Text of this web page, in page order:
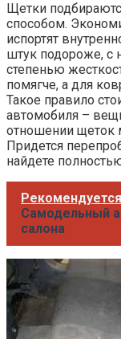
Щетки
способом.
испортят
штук подороже, с
степенью
помягче, а для
Такое правило
автомобиля –
отношении щеток
Придется
найдете
Самодельный
салона